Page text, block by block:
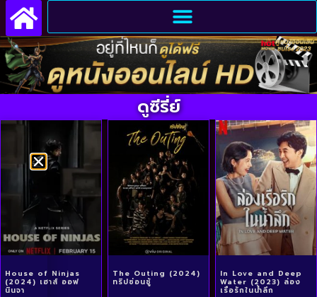
ดูซีรี่ย์
House of Ninjas
(2024) เฮาส์ ออฟ
นินจา
The Outing (2024)
ทริปซ่อนชู้
In Love and Deep
Water (2023) ล่อง
เรือรักในน้ำลึก